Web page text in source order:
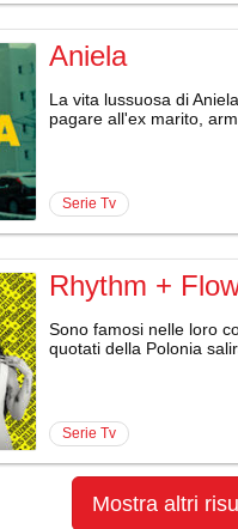
Aniela
La vita lussuosa di
pagare all'ex marito,
serie Tv
Rhythm +
Sono famosi nelle loro
quotati della Polonia
serie Tv
Mostra altri